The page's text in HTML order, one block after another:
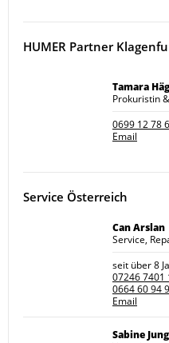
HUMER Partner
Tamara
Prokuristin
0699 12 78
Email
Service Österreich
Can Arslan
Service,
seit über 8
07246 7401
0664 60 94
Email
Sabine